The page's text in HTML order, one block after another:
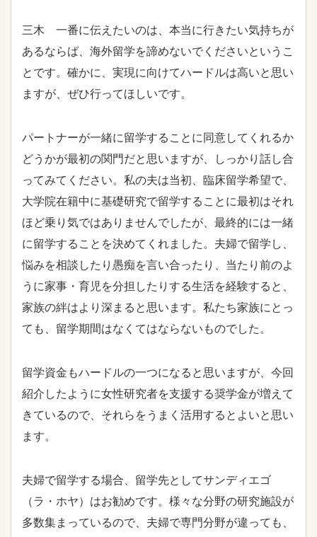
三木 一番に伝えたいのは、本当に行きたい気持ちが
あるならば、海外留学を諦めないでくださいというこ
とです。確かに、実現に向けてハードルは高いと思い
ますが、ぜひ行ってほしいです。
パートナーが一緒に留学することに同意してくれるか
どうかが最初の関門だと思いますが、しっかり話し合
ってみてください。私の夫は当初、臨床留学希望で、
大学院在籍中に基礎研究で留学することに最初はそれ
ほど乗り気ではありませんでしたが、最終的には一緒
に留学することを決めてくれました。夫婦で留学し、
悩みを相談したり愚痴を言い合ったり、当たり前のよ
うに家事・育児を分担したりする生活を経験すると、
家族の絆はより深まると思います。私たち家族にとっ
ても、留学期間はなくてはならないものでした。
留学資金もハードルの一つになると思いますが、今回
紹介したように女性研究者を支援する奨学金が増えて
きているので、それらをうまく活用するとよいと思い
ます。
夫婦で留学する場合、留学先としてサンディエゴ
（ラ・ホヤ）はお勧めです。様々な分野の研究施設が
多数集まっているので、夫婦で専門分野が違っても、